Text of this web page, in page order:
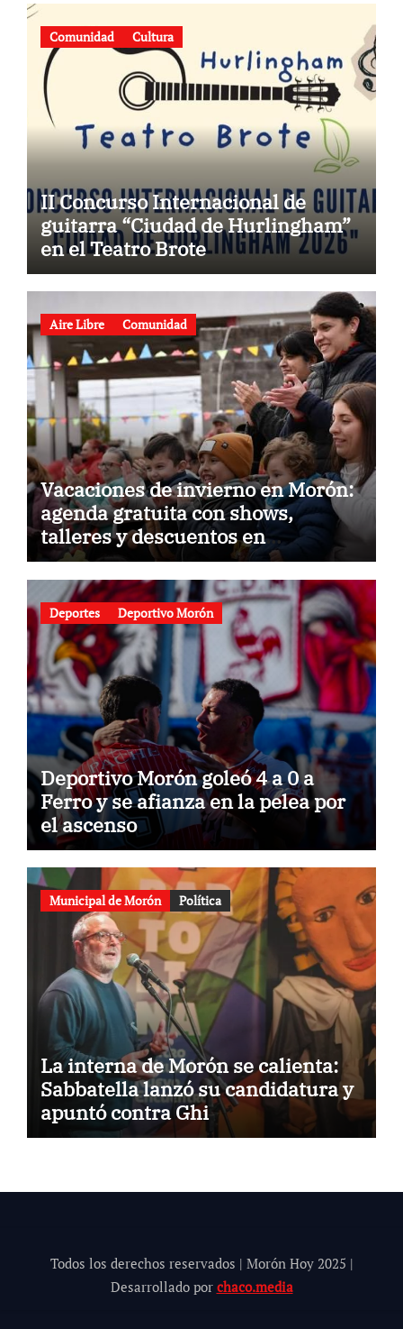
Comunidad Cultura
II Concurso Internacional de
guitarra “Ciudad de Hurlingham”
en el Teatro Brote
Aire Libre Comunidad
Vacaciones de invierno en Morón:
agenda gratuita con shows,
talleres y descuentos en
gastronomía
Deportes Deportivo Morón
Deportivo Morón goleó 4 a 0 a
Ferro y se afianza en la pelea por
el ascenso
Municipal de Morón Política
La interna de Morón se calienta:
Sabbatella lanzó su candidatura y
apuntó contra Ghi
Todos los derechos reservados | Morón Hoy 2025 |
Desarrollado por chaco.media